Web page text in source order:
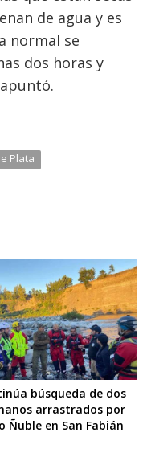
de agua y es
normal se
dos horas y
Plata
búsqueda de dos
arrastrados por
Ñuble en San Fabián